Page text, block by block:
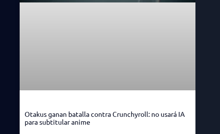
Otakus ganan batalla contra Crunchyroll: no usará IA
para subtitular anime